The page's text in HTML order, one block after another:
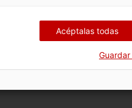
Ciència i tècnica
Acéptalas todas